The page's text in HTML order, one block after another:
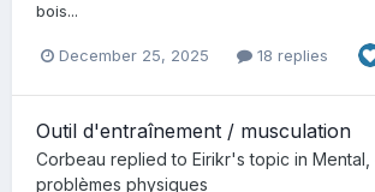
bois...
December 25, 2025 18 replies
Outil d'entraînement / musculation
Corbeau replied to Eirikr's topic in Mental,
problèmes physiques